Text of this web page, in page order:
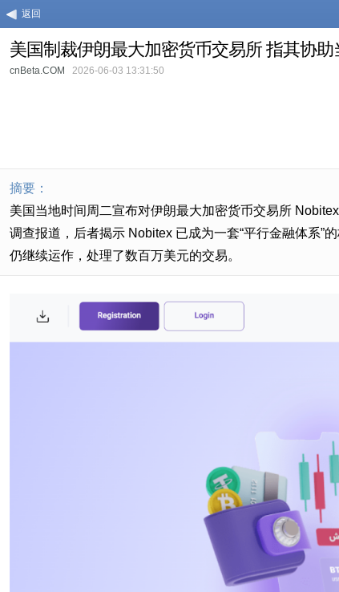
返回
美国制裁伊朗最大加密货币交易所 指其协
cnBeta.COM 2026-06-03 13:31:50
摘要：
美国当地时间周二宣布对伊朗最大加密货币交易所
调查报道，后者揭示 Nobitex 已成为一套“平行金融体系
仍继续运作，处理了数百万美元的交易。